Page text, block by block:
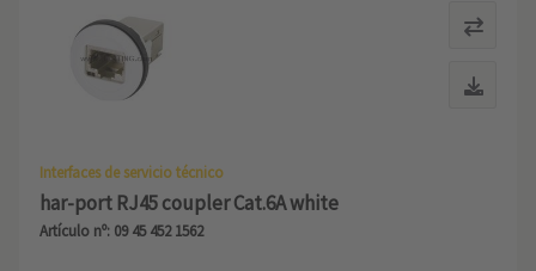
Interfaces de servicio técnico
har-port RJ45 coupler Cat.6A white
Artículo nº: 09 45 452 1562